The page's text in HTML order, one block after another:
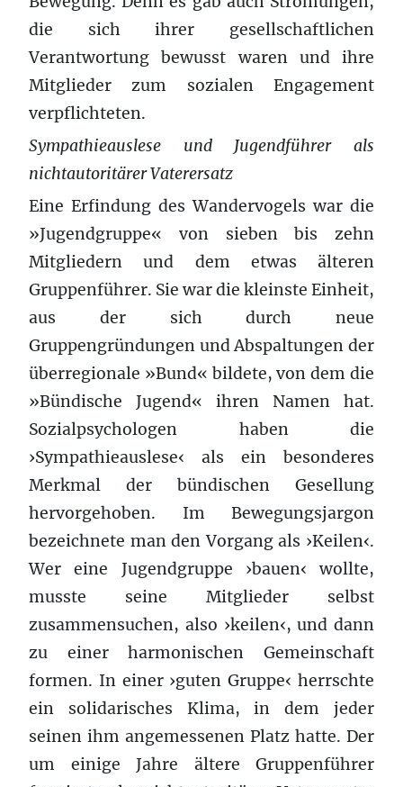
die sich ihrer gesellschaftlichen
Verantwortung bewusst waren und ihre
Mitglieder zum sozialen Engagement
verpflichteten.
Sympathieauslese und Jugendführer als
nichtautoritärer Vaterersatz
Eine Erfindung des Wandervogels war die
»Jugendgruppe« von sieben bis zehn
Mitgliedern und dem etwas älteren
Gruppenführer. Sie war die kleinste Einheit,
aus der sich durch neue
Gruppengründungen und Abspaltungen der
überregionale »Bund« bildete, von dem die
»Bündische Jugend« ihren Namen hat.
Sozialpsychologen haben die
›Sympathieauslese‹ als ein besonderes
Merkmal der bündischen Gesellung
hervorgehoben. Im Bewegungsjargon
bezeichnete man den Vorgang als ›Keilen‹.
Wer eine Jugendgruppe ›bauen‹ wollte,
musste seine Mitglieder selbst
zusammensuchen, also ›keilen‹, und dann
zu einer harmonischen Gemeinschaft
formen. In einer ›guten Gruppe‹ herrschte
ein solidarisches Klima, in dem jeder
seinen ihm angemessenen Platz hatte. Der
um einige Jahre ältere Gruppenführer